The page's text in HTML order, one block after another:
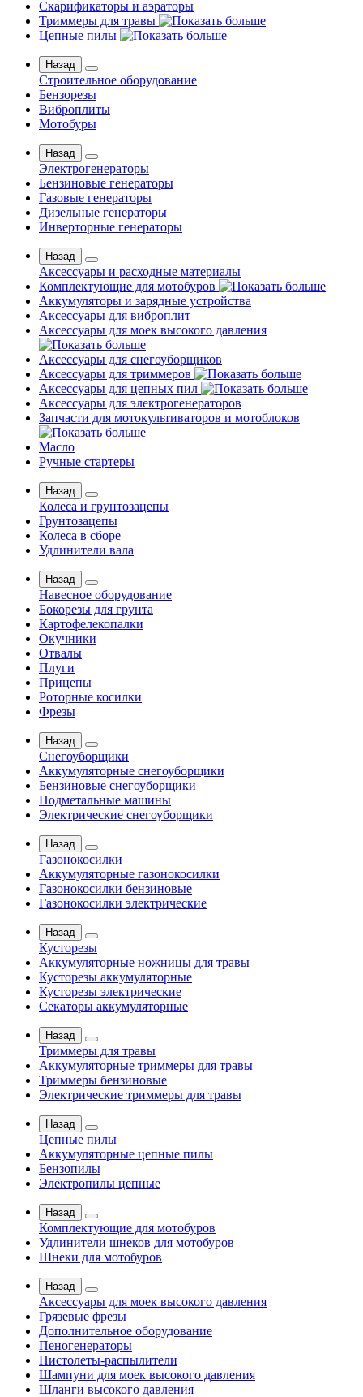
Скарификаторы и аэраторы
Триммеры для травы
Цепные пилы
Назад
Строительное оборудование
Бензорезы
Виброплиты
Мотобуры
Назад
Электрогенераторы
Бензиновые генераторы
Газовые генераторы
Дизельные генераторы
Инверторные генераторы
Назад
Аксессуары и расходные материалы
Комплектующие для мотобуров
Аккумуляторы и зарядные устройства
Аксессуары для виброплит
Аксессуары для моек высокого давления
Аксессуары для снегоуборщиков
Аксессуары для триммеров
Аксессуары для цепных пил
Аксессуары для электрогенераторов
Запчасти для мотокультиваторов и мотоблоков
Масло
Ручные стартеры
Назад
Колеса и грунтозацепы
Грунтозацепы
Колеса в сборе
Удлинители вала
Назад
Навесное оборудование
Бокорезы для грунта
Картофелекопалки
Окучники
Отвалы
Плуги
Прицепы
Роторные косилки
Фрезы
Назад
Снегоуборщики
Аккумуляторные снегоуборщики
Бензиновые снегоуборщики
Подметальные машины
Электрические снегоуборщики
Назад
Газонокосилки
Аккумуляторные газонокосилки
Газонокосилки бензиновые
Газонокосилки электрические
Назад
Кусторезы
Аккумуляторные ножницы для травы
Кусторезы аккумуляторные
Кусторезы электрические
Секаторы аккумуляторные
Назад
Триммеры для травы
Аккумуляторные триммеры для травы
Триммеры бензиновые
Электрические триммеры для травы
Назад
Цепные пилы
Аккумуляторные цепные пилы
Бензопилы
Электропилы цепные
Назад
Комплектующие для мотобуров
Удлинители шнеков для мотобуров
Шнеки для мотобуров
Назад
Аксессуары для моек высокого давления
Грязевые фрезы
Дополнительное оборудование
Пеногенераторы
Пистолеты-распылители
Шампуни для моек высокого давления
Шланги высокого давления